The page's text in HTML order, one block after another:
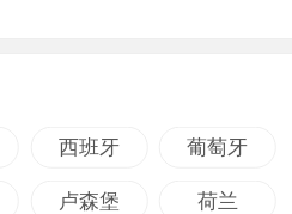
西班牙 葡萄牙
卢森堡 荷兰